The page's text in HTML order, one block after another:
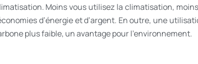
Moins vous utilisez la climatisation,
d’énergie et d’argent. En outre, une
plus faible, un avantage pour l’environnement.